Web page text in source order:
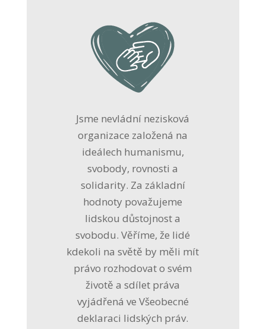
Jsme nevládní nezisková
organizace založená na
ideálech humanismu,
svobody, rovnosti a
solidarity. Za základní
hodnoty považujeme
lidskou důstojnost a
svobodu. Věříme, že lidé
kdekoli na světě by měli mít
právo rozhodovat o svém
životě a sdílet práva
vyjádřená ve Všeobecné
deklaraci lidských práv.